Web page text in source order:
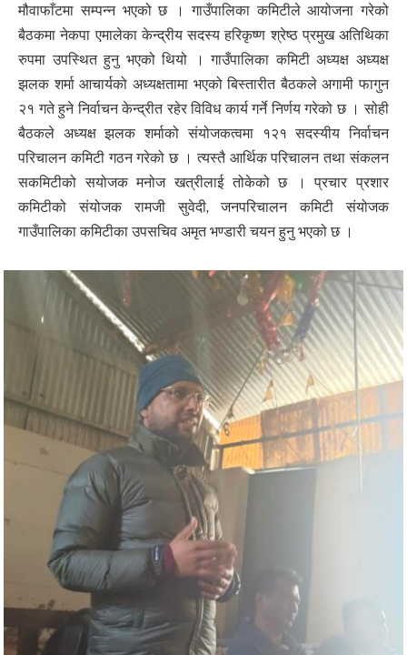
मौवाफाँटमा सम्पन्न भएको छ । गाउँपालिका कमिटीले आयोजना गरेको
बैठकमा नेकपा एमालेका केन्द्रीय सदस्य हरिकृष्ण श्रेष्ठ प्रमुख अतिथिका
रुपमा उपस्थित हुनु भएको थियो । गाउँपालिका कमिटी अध्यक्ष अध्यक्ष
झलक शर्मा आचार्यको अध्यक्षतामा भएको बिस्तारीत बैठकले अगामी फागुन
२१ गते हुने निर्वाचन केन्द्रीत रहेर विविध कार्य गर्ने निर्णय गरेको छ । सोही
बैठकले अध्यक्ष झलक शर्माको संयोजकत्वमा १२१ सदस्यीय निर्वाचन
परिचालन कमिटी गठन गरेको छ । त्यस्तै आर्थिक परिचालन तथा संकलन
सकमिटीको सयोजक मनोज खत्रीलाई तोकेको छ । प्रचार प्रशार
कमिटीको संयोजक रामजी सुवेदी, जनपरिचालन कमिटी संयोजक
गाउँपालिका कमिटीका उपसचिव अमृत भण्डारी चयन हुनु भएको छ ।